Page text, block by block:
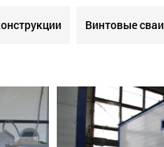
Винтовые сваи